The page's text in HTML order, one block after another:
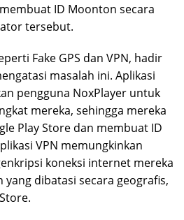
ID Moonton secara
tersebut.
Fake GPS dan VPN, hadir
masalah ini. Aplikasi
pengguna NoxPlayer untuk
mereka, sehingga mereka
Play Store dan membuat ID
VPN memungkinkan
koneksi internet mereka
yang dibatasi secara geografis,